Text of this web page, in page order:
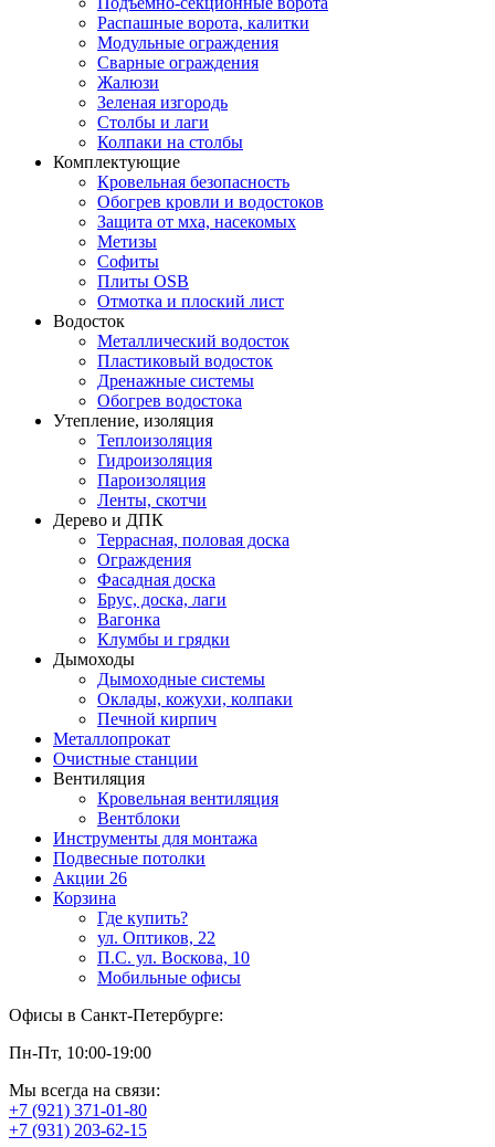
Распашные ворота, калитки
Модульные ограждения
Сварные ограждения
Жалюзи
Зеленая изгородь
Столбы и лаги
Колпаки на столбы
Комплектующие
Кровельная безопасность
Обогрев кровли и водостоков
Защита от мха, насекомых
Метизы
Софиты
Плиты OSB
Отмотка и плоский лист
Водосток
Металлический водосток
Пластиковый водосток
Дренажные системы
Обогрев водостока
Утепление, изоляция
Теплоизоляция
Гидроизоляция
Пароизоляция
Ленты, скотчи
Дерево и ДПК
Террасная, половая доска
Ограждения
Фасадная доска
Брус, доска, лаги
Вагонка
Клумбы и грядки
Дымоходы
Дымоходные системы
Оклады, кожухи, колпаки
Печной кирпич
Металлопрокат
Очистные станции
Вентиляция
Кровельная вентиляция
Вентблоки
Инструменты для монтажа
Подвесные потолки
Акции 26
Корзина
Где купить?
ул. Оптиков, 22
П.С. ул. Воскова, 10
Мобильные офисы
Офисы в Санкт-Петербурге:
Пн-Пт, 10:00-19:00
Мы всегда на связи:
+7 (921) 371-01-80
+7 (931) 203-62-15